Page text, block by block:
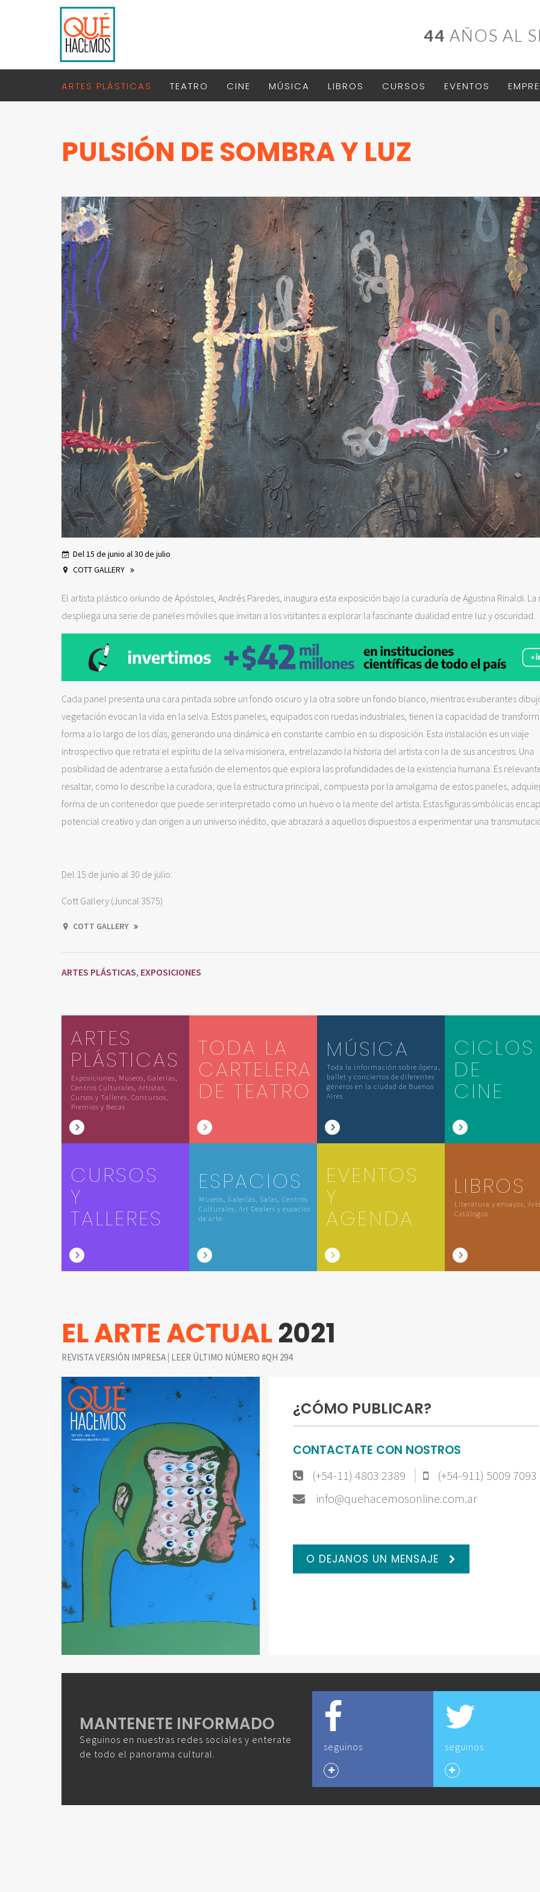
44 AÑOS AL
ARTES PLÁSTICAS TEATRO CINE MÚSICA LIBROS CURSOS EVENTOS
PULSIÓN DE SOMBRA Y LUZ
Del 15 de junio al 30 de julio
COTT GALLERY
El artista plástico oriundo de Apóstoles, Andrés Paredes, inaugura esta exposición bajo la curaduría de Agustina Rinaldi. La
despliega una serie de paneles móviles que invitan a los visitantes a explorar la fascinante dualidad entre luz y oscuridad.
Cada panel presenta una cara pintada sobre un fondo oscuro y la otra sobre un fondo blanco, mientras exuberantes
vegetación evocan la vida en la selva. Estos paneles, equipados con ruedas industriales, tienen la capacidad de
forma a lo largo de los días, generando una dinámica en constante cambio en su disposición. Esta instalación es un viaje
introspectivo que retrata el espíritu de la selva misionera, entrelazando la historia del artista con la de sus ancestros. Una
posibilidad de adentrarse a esta fusión de elementos que explora las profundidades de la existencia humana. Es
resaltar, como lo describe la curadora, que la estructura principal, compuesta por la amalgama de estos paneles,
forma de un contenedor que puede ser interpretado como un huevo o la mente del artista. Estas figuras simbólicas
potencial creativo y dan origen a un universo inédito, que abrazará a aquellos dispuestos a experimentar una
Del 15 de junio al 30 de julio.
Cott Gallery (Juncal 3575)
COTT GALLERY
ARTES PLÁSTICAS, EXPOSICIONES
ARTES
PLÁSTICAS
Exposiciones, Museos, Galerías,
Centros Culturales, Artistas,
Cursos y Talleres, Concursos,
Premios y Becas
TODA LA
CARTELERA
DE TEATRO
MÚSICA
Toda la información sobre ópera,
ballet y conciertos de diferentes
géneros en la ciudad de Buenos
Aires
CICLOS
DE
CINE
CURSOS
Y
TALLERES
ESPACIOS
Museos, Galerías, Salas, Centros
Culturales, Art Dealers y espacios
de arte
EVENTOS
Y
AGENDA
LIBROS
Literatura y ensayos,
Catálogos
EL ARTE ACTUAL2021
REVISTA VERSIÓN IMPRESA | LEER ÚLTIMO NÚMERO #QH 294
¿CÓMO PUBLICAR?
CONTACTATE CON NOSTROS
(+54-11) 4803 2389
(+54-911) 5009 7093
info@quehacemosonline.com.ar
O DEJANOS UN MENSAJE
MANTENETE INFORMADO
Seguinos en nuestras redes sociales y enterate
de todo el panorama cultural.
seguinos seguinos